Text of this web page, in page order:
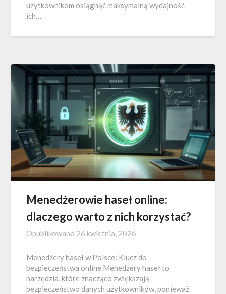
użytkownikom osiągnąć maksymalną wydajność
ich…
Menedżerowie haseł online:
dlaczego warto z nich korzystać?
Opublikowano 26 kwietnia, 2026
Menedżery haseł w Polsce: Klucz do
bezpieczeństwa online Menedżery haseł to
narzędzia, które znacząco zwiększają
bezpieczeństwo danych użytkowników, ponieważ